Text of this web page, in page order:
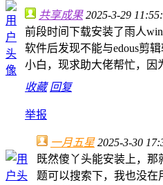
共享成果2025-3-29
前段时间下载安装了雨人
软件后发现不能与edous剪
小白，现求助大佬帮忙，因
收藏 回复
举报
一月五星2025-3-30
既然傻丫头能安装上，那
题可以搜索下，我也没在